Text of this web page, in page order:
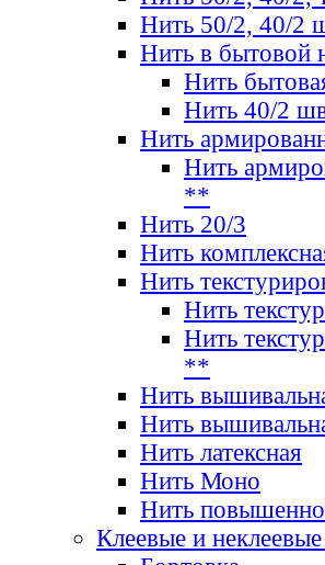
Нить 50/2, 40/2
Нить в бытовой
Нить
Нить 40/2
Нить
Нить
**
Нить 20/3
Нить
Нить
Нить
Нить
**
Нить
Нить
Нить латексная
Нить Моно
Нить
Клеевые и